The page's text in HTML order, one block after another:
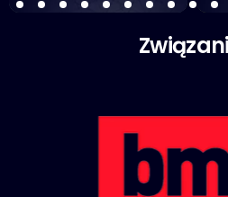
Związani